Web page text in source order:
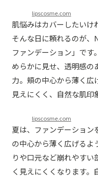
lipscosme.com
肌悩みはカバーしたいけ
そんな日に頼れるのが、
ファンデーション」で
めらかに見せ、透明感の
力。頬の中心から薄く広
見えにくく、自然な肌印
lipscosme.com
夏は、ファンデーション
の中心から薄く広げるよ
りや口元など崩れやす
く見えにくくなります